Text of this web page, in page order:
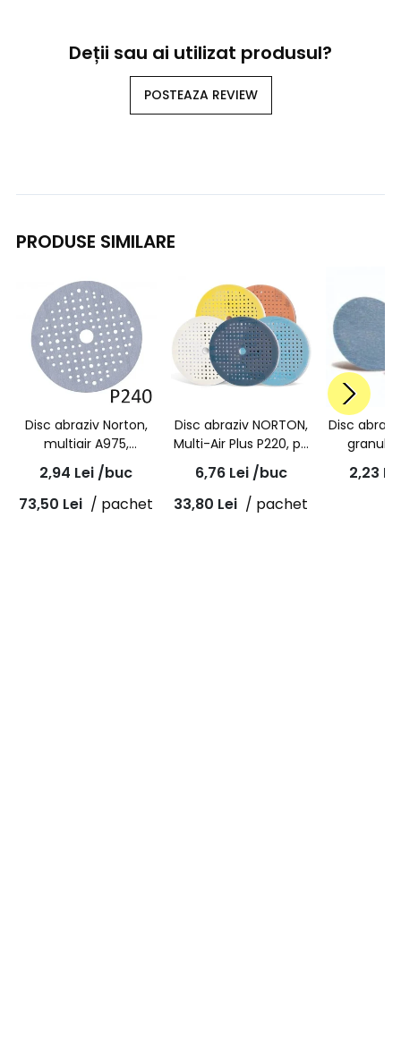
Deții sau ai utilizat produsul?
POSTEAZA REVIEW
PRODUSE SIMILARE
Disc abraziv Norton,
multiair A975,
granulatie P240,
prindere velcro,
diametru 150mm
2,94 Lei /buc
73,50 Lei / pachet
Disc abraziv NORTON,
Multi-Air Plus P220, pe
burete, rosu, A975,
150mm
6,76 Lei /buc
33,80 Lei / pachet
Disc
Repair,
2,23